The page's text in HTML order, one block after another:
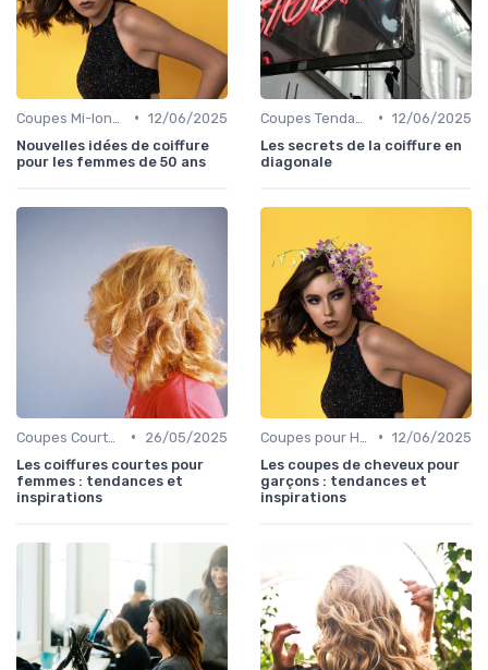
• 12/06/2025
Nouvelles idées de coiffure
pour les femmes de 50 ans
• 12/06/2025
Les secrets de la coiffure en
diagonale
•
26/05/2025
Les coiffures courtes pour
femmes : tendances et
inspirations
• 12/06/2025
Les coupes de cheveux pour
garçons : tendances et
inspirations